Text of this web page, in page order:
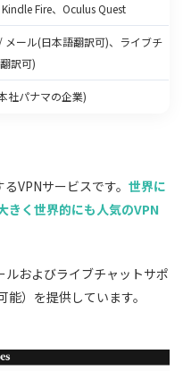
Fire、Oculus Quest
メール(日本語翻訳可)、ライブチ
訳可)
社パナマの企業)
VPNサービスです。 世界に
きく世界的にも人気のVPN
およびライブチャットサポ
）を提供しています。